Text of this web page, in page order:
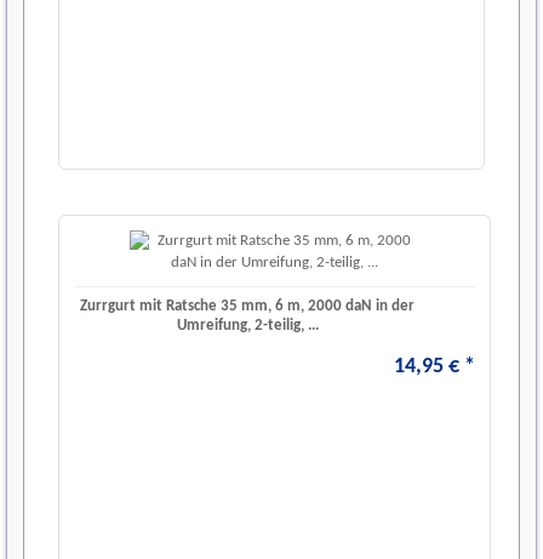
Zurrgurt mit Ratsche 35 mm, 6 m, 2000 daN in der
Umreifung, 2-teilig, ...
14,95 € *